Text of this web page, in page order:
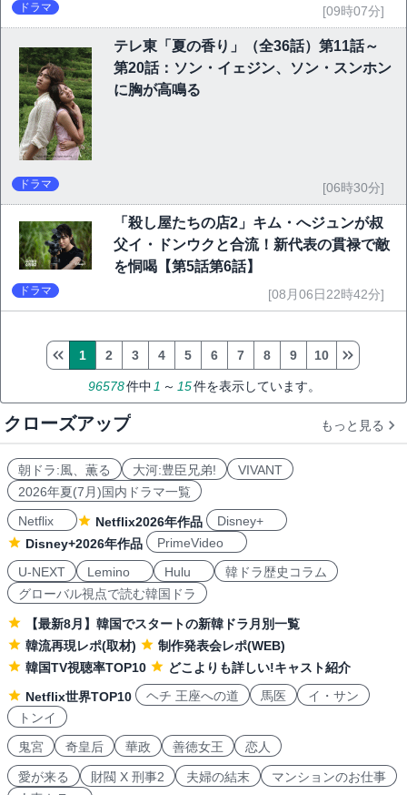
ドラマ [09時07分]
テレ東「夏の香り」（全36話）第11話～
第20話：ソン・イェジン、ソン・スンホン
に胸が高鳴る
ドラマ [06時30分]
「殺し屋たちの店2」キム・へジュンが叔
父イ・ドンウクと合流！新代表の貫禄で敵
を恫喝【第5話第6話】
ドラマ [08月06日22時42分]
96578件中 1 ～ 15件を表示しています。
1 2 3 4 5 6 7 8 9 10
クローズアップ もっと見る
朝ドラ:風、薫る 大河:豊臣兄弟!
VIVANT
2026年夏(7月)国内ドラマ一覧
Netflix
Netflix2026年作品
Disney+
Disney+2026年作品
PrimeVideo
U-NEXT
Lemino Hulu
韓ドラ歴史コラム
グローバル視点で読む韓国ドラ
【最新8月】韓国でスタートの新韓ドラ月別一覧
韓流再現レポ(取材)
制作発表会レポ(WEB)
韓国TV視聴率TOP10
どこよりも詳しい!キャスト紹介
Netflix世界TOP10
ヘチ 王座への道 馬医
イ・サン
トンイ
鬼宮
奇皇后 華政 善徳女王 恋人
愛が来る 財閥 X 刑事2 夫婦の結末
マンションのお仕事